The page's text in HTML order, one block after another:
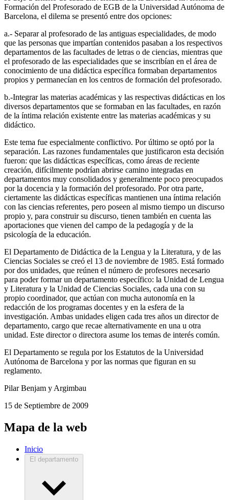
Formación del Profesorado de EGB de la Universidad Autónoma de
Barcelona, el dilema se presentó entre dos opciones:
a.- Separar al profesorado de las antiguas especialidades, de modo
que las personas que impartían contenidos pasaban a los respectivos
departamentos de las facultades de letras o de ciencias, mientras que
el profesorado de las especialidades que se inscribían en el área de
conocimiento de una didáctica específica formaban departamentos
propios y permanecían en los centros de formación del profesorado.
b.-Integrar las materias académicas y las respectivas didácticas en los
diversos departamentos que se formaban en las facultades, en razón
de la íntima relación existente entre las materias académicas y su
didáctico.
Este tema fue especialmente conflictivo. Por último se optó por la
separación. Las razones fundamentales que justificaron esta decisión
fueron: que las didácticas específicas, como áreas de reciente
creación, difícilmente podrían abrirse camino integradas en
departamentos muy consolidados y generalmente poco preocupados
por la docencia y la formación del profesorado. Por otra parte,
ciertamente las didácticas específicas mantienen una íntima relación
con las ciencias referentes, pero poseen al mismo tiempo un discurso
propio y, para construir su discurso, tienen también en cuenta las
aportaciones que vienen del campo de la pedagogía y de la
psicología de la educación.
El Departamento de Didáctica de la Lengua y la Literatura, y de las
Ciencias Sociales se creó el 13 de noviembre de 1985. Está formado
por dos unidades, que reúnen el número de profesores necesario
para poder formar un departamento específico: la Unidad de Lengua
y Literatura y la Unidad de Ciencias Sociales, cada una con su
propio coordinador, que actúan con mucha autonomía en la
redacción de los programas docentes y en la esfera de la
investigación. Ambas unidades eligen cada tres años un director de
departamento, cargo que recae alternativamente en una u otra
unidad. Este director o directora asume los temas de interés común.
El Departamento se regula por los Estatutos de la Universidad
Autónoma de Barcelona y por las normas que figuran en su
reglamento.
Pilar Benjam y Argimbau
15 de Septiembre de 2009
Mapa de la web
Inicio
El departamento